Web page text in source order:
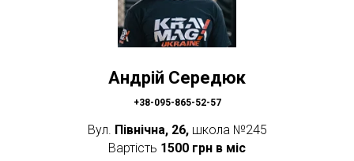
Андрій Середюк
+38-095-865-52-57
Вул. Північна, 26,школа №245
Вартість 1500 грн в міс